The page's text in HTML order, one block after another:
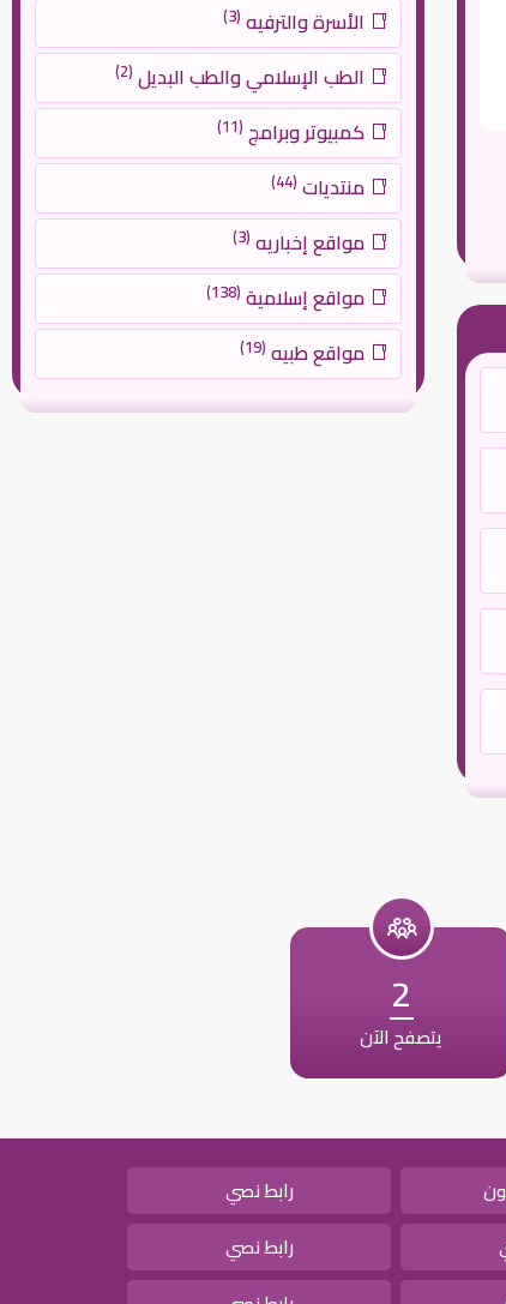
الأسرة والترفيه (3)
الطب الإسلامي والطب البديل (2)
كمبيوتر وبرامج (11)
منتديات (44)
مواقع إخباريه (3)
مواقع إسلامية (138)
مواقع طبيه (19)
2
يتصفح الآن
رابط نصي
رابط نصي